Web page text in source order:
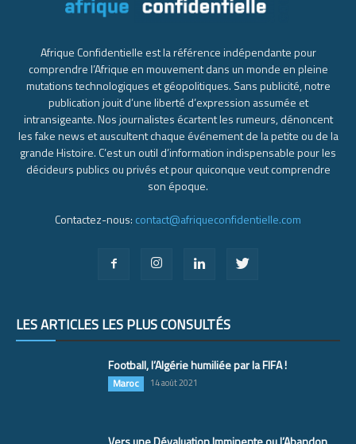
Afrique Confidentielle est la référence indépendante pour
comprendre l’Afrique en mouvement dans un monde en pleine
mutations technologiques et géopolitiques. Sans publicité, notre
publication jouit d’une liberté d’expression assumée et
intransigeante. Nos journalistes écartent les rumeurs, dénoncent
les fake news et auscultent chaque événement de la petite ou de la
grande Histoire. C’est un outil d’information indispensable pour les
décideurs publics ou privés et pour quiconque veut comprendre
son époque.
Contactez-nous: contact@afriqueconfidentielle.com
LES ARTICLES LES PLUS CONSULTÉS
Football, l’Algérie humiliée par la FIFA !
Maroc 14 août 2021